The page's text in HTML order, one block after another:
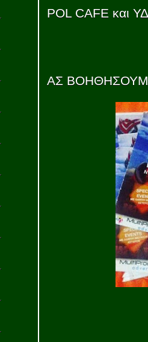
POL CAFE και
ΑΣ